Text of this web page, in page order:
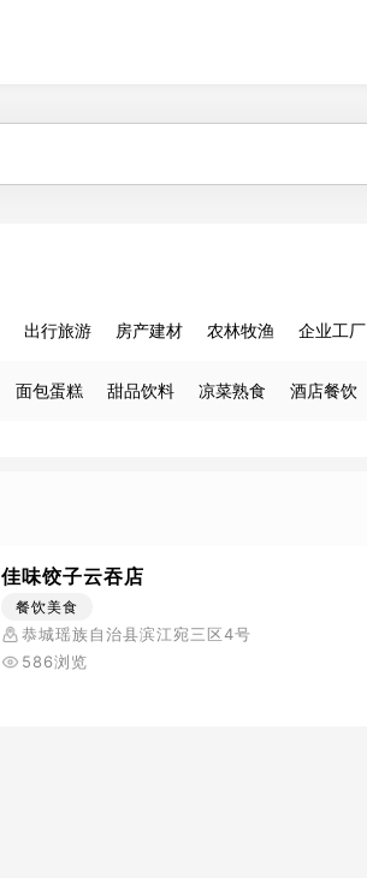
出行旅游 房产建材 农林牧渔 企业工厂
面包蛋糕 甜品饮料 凉菜熟食 酒店餐饮
佳味饺子云吞店
餐饮美食
恭城瑶族自治县滨江宛三区4号
586浏览